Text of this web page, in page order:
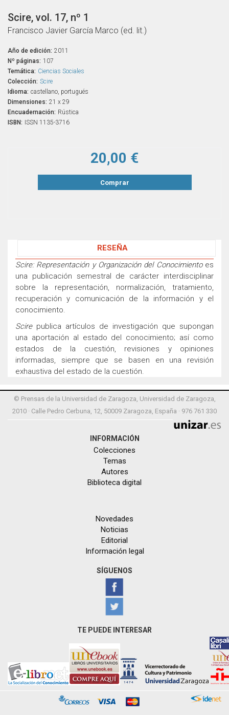
Scire, vol. 17, nº 1
Francisco Javier García Marco (ed. lit.)
Año de edición: 2011
Nº páginas: 107
Temática: Ciencias Sociales
Colección: Scire
Idioma: castellano, portugués
Dimensiones: 21 x 29
Encuadernación: Rústica
ISBN: ISSN 1135-3716
20,00 €
Comprar
RESEÑA
Scire: Representación y Organización del Conocimientoes
una publicación semestral de carácter interdisciplinar
sobre la representación, normalización, tratamiento,
recuperación y comunicación de la información y el
conocimiento.
Scirepublica artículos de investigación que supongan
una aportación al estado del conocimiento; así como
estados de la cuestión, revisiones y opiniones
informadas, siempre que se basen en una revisión
exhaustiva del estado de la cuestión.
© Prensas de la Universidad de Zaragoza, Universidad de Zaragoza,
2010 · Calle Pedro Cerbuna, 12, 50009 Zaragoza, España · 976 761 330
INFORMACIÓN
Colecciones
Temas
Autores
Biblioteca digital
Novedades
Noticias
Editorial
Información legal
SÍGUENOS
TE PUEDE INTERESAR